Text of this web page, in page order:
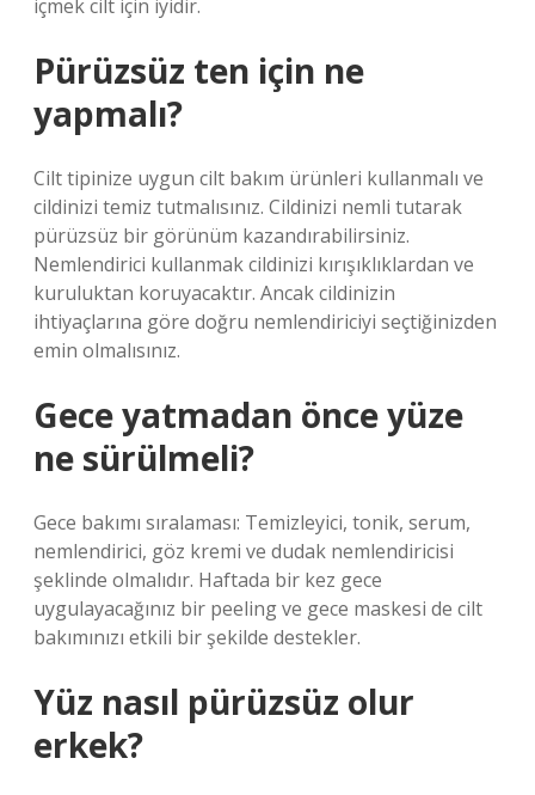
içmek cilt için iyidir.
Pürüzsüz ten için ne
yapmalı?
Cilt tipinize uygun cilt bakım ürünleri kullanmalı ve
cildinizi temiz tutmalısınız. Cildinizi nemli tutarak
pürüzsüz bir görünüm kazandırabilirsiniz.
Nemlendirici kullanmak cildinizi kırışıklıklardan ve
kuruluktan koruyacaktır. Ancak cildinizin
ihtiyaçlarına göre doğru nemlendiriciyi seçtiğinizden
emin olmalısınız.
Gece yatmadan önce yüze
ne sürülmeli?
Gece bakımı sıralaması: Temizleyici, tonik, serum,
nemlendirici, göz kremi ve dudak nemlendiricisi
şeklinde olmalıdır. Haftada bir kez gece
uygulayacağınız bir peeling ve gece maskesi de cilt
bakımınızı etkili bir şekilde destekler.
Yüz nasıl pürüzsüz olur
erkek?